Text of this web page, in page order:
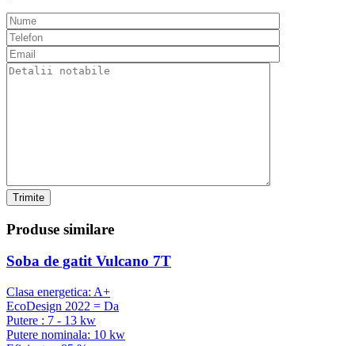
Trimite
Produse similare
Soba de gatit Vulcano 7T
Clasa energetica: A+
EcoDesign 2022 = Da
Putere : 7 - 13 kw
Putere nominala: 10 kw